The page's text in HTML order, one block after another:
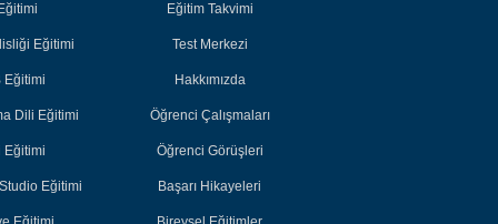
Eğitimi
Eğitimi
Dili Eğitimi
Eğitimi
Eğitimi
Eğitim Takvimi
Test Merkezi
Hakkımızda
Öğrenci Çalışmaları
Öğrenci Görüşleri
Başarı Hikayeleri